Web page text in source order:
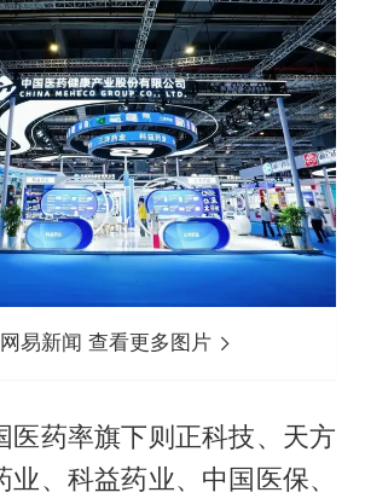
易新闻 查看更多图片
医药率旗下则正科技、天方
、科益药业、中国医保、